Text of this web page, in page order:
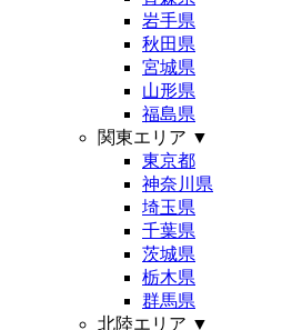
岩手県
秋田県
宮城県
山形県
福島県
関東エリア ▼
東京都
神奈川県
埼玉県
千葉県
茨城県
栃木県
群馬県
北陸エリア ▼